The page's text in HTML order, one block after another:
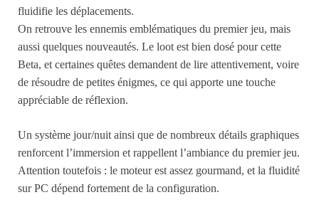
fluidifie les déplacements.
On retrouve les ennemis emblématiques du premier jeu, mais
aussi quelques nouveautés. Le loot est bien dosé pour cette
Beta, et certaines quêtes demandent de lire attentivement, voire
de résoudre de petites énigmes, ce qui apporte une touche
appréciable de réflexion.
Un système jour/nuit ainsi que de nombreux détails graphiques
renforcent l’immersion et rappellent l’ambiance du premier jeu.
Attention toutefois : le moteur est assez gourmand, et la fluidité
sur PC dépend fortement de la configuration.